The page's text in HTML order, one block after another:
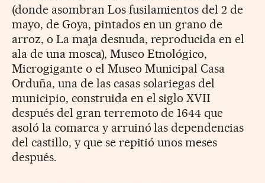
(donde asombran Los fusilamientos del 2 de
mayo, de Goya, pintados en un grano de
arroz, o La maja desnuda, reproducida en el
ala de una mosca), Museo Etnológico,
Microgigante o el Museo Municipal Casa
Orduña, una de las casas solariegas del
municipio, construida en el siglo XVII
después del gran terremoto de 1644 que
asoló la comarca y arruinó las dependencias
del castillo, y que se repitió unos meses
después.